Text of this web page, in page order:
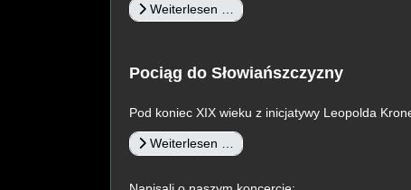
Weiterlesen …
Pociąg do Słowiańszczyzny
Pod koniec XIX wieku z inicjatywy Leopolda
Weiterlesen …